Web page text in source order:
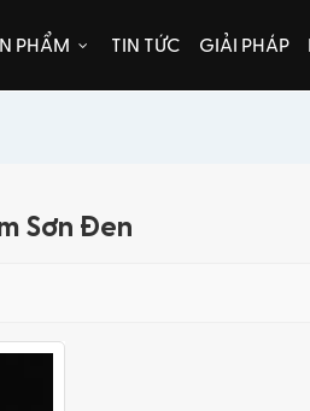
PHẨM TIN TỨC GIẢI PHÁP
Sơn Đen